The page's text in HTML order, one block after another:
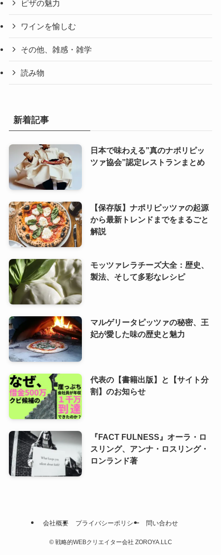
ピザの魅力
ワインを愉しむ
その他、雑感・雑学
読み物
新着記事
日本で味わえる”真のナポリピッ
ツァ協会”認定レストランまとめ
【保存版】ナポリピッツァの起源
から最新トレンドまでをまるごと
解説
モッツァレラチーズ大全：歴史、
製法、そして多彩なレシピ
マルゲリータピッツァの秘密、王
妃が愛した味の歴史と魅力
代表の【書籍出版】と【サイト分
割】のお知らせ
『FACT FULNESS』オーラ・ロ
スリング、アンナ・ロスリング・
ロンランド著
会社概要 プライバシーポリシー 問い合わせ
©戦略的WEBクリエイター会社 ZOROYA.LLC